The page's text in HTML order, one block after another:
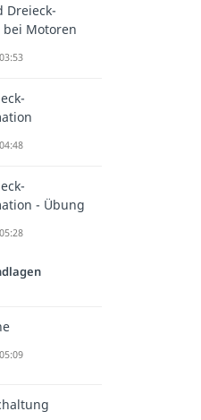
Dreieck-
Motoren
- Übung